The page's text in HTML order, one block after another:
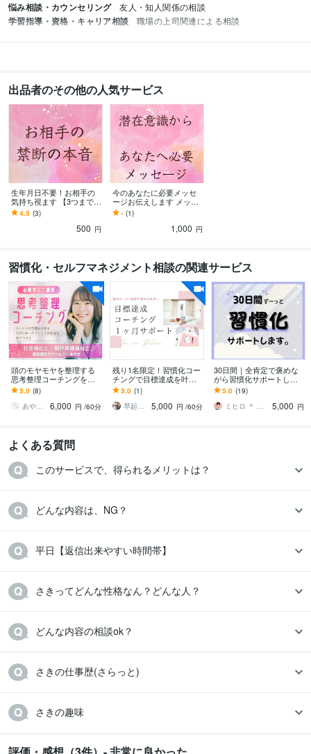
悩み相談・カウンセリング 友人・知人関係の相談
学習指導・資格・キャリア相談 職場の上司関連による相談
出品者のその他の人気サービス
生年月日不要！お相手の
気持ち視ます 【3つまで鑑
定ok】24時間以内回答！
前向きになるよう伝える
4.5 (3)
500 円
今のあなたに必要メッセ
ージお伝えします メッセ
ージあるなら欲しい⭐️スッ
キリしたい、励まされた
- (1)
1,000 円
習慣化・セルフマネジメント相談の関連サービス
頭のモヤモヤを整理する
思考整理コーチングをし
ます ストレスの仕組みを
理解しながら 自分に合う
対処法を整理します
5.0 (8)
あやか｜キャリアと自己理解コーチ
6,000 円 /60分
残り1名限定！習慣化コー
チングで目標達成を叶え
ます あなたに合った習慣
作りで1ヶ月間徹底サポー
ト！
5.0 (1)
早起きコーチReBorn りぼん
5,000 円 /60分
30日間｜全肯定で褒めな
がら習慣化サポートしま
す 続かなかったことも、
「毎日褒められる」な
ら、きっと続く。
5.0 (19)
ミヒロ ＊ 全受容で受けとめる
5,000 円
よくある質問
このサービスで、得られるメリットは？
どんな内容は、NG？
さきってどんな性格なん？どんな人？
どんな内容の相談ok？
さきの仕事歴(さらっと)
さきの趣味